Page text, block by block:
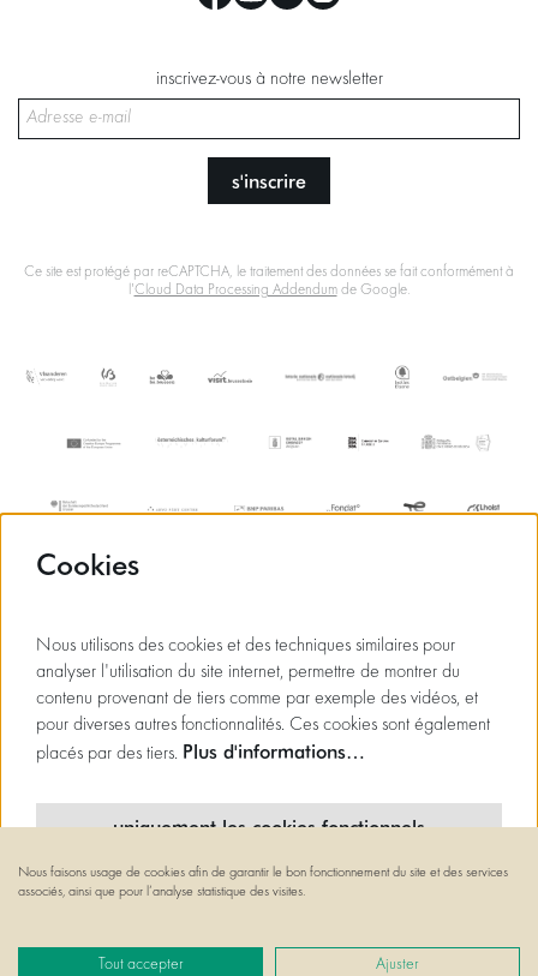
inscrivez-vous à notre newsletter
s'inscrire
Ce site est protégé par reCAPTCHA, le traitement des données se fait conformément à
l'Cloud Data Processing Addendumde Google.
CultureSuite
Cookies
Nous utilisons des cookies et des techniques similaires pour
analyser l'utilisation du site internet, permettre de montrer du
contenu provenant de tiers comme par exemple des vidéos, et
pour diverses autres fonctionnalités. Ces cookies sont également
placés par des tiers. Plus d'informations…
uniquement les cookies fonctionnels
cookies minimaux
tous les cookies
Nous faisons usage de cookies afin de garantir le bon fonctionnement du site et des services
associés, ainsi que pour l’analyse statistique des visites.
Tout accepter Ajuster